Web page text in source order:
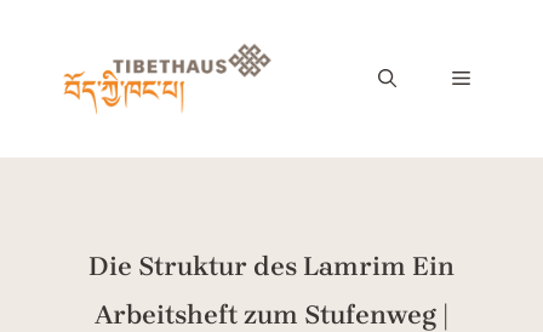
Die Struktur des Lamrim Ein
Arbeitsheft zum Stufenweg |